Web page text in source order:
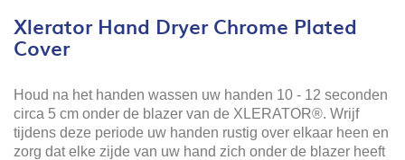
Xlerator Hand Dryer Chrome Plated
Cover
Houd na het handen wassen uw handen 10 - 12 seconden
circa 5 cm onder de blazer van de XLERATOR®. Wrijf
tijdens deze periode uw handen rustig over elkaar heen en
zorg dat elke zijde van uw hand zich onder de blazer heeft